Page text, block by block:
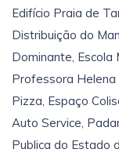
Edifício Praia de
Distribuição do
Dominante, Escola
Professora Helena
Pizza, Espaço
Auto Service,
Publica do Estado